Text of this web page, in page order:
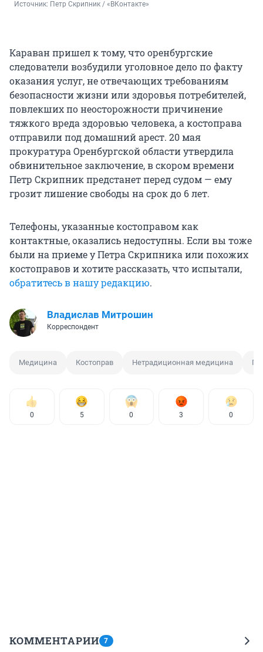
Источник: Петр Скрипник / «ВКонтакте»
Караван пришел к тому, что оренбургские
следователи возбудили уголовное дело по факту
оказания услуг, не отвечающих требованиям
безопасности жизни или здоровья потребителей,
повлекших по неосторожности причинение
тяжкого вреда здоровью человека, а костоправа
отправили под домашний арест. 20 мая
прокуратура Оренбургской области утвердила
обвинительное заключение, в скором времени
Петр Скрипник предстанет перед судом — ему
грозит лишение свободы на срок до 6 лет.
Телефоны, указанные костоправом как
контактные, оказались недоступны. Если вы тоже
были на приеме у Петра Скрипника или похожих
костоправов и хотите рассказать, что испытали,
обратитесь в нашу редакцию.
Владислав Митрошин
Корреспондент
Медицина Костоправ Нетрадиционная медицина
0 5 0 3 0
КОММЕНТАРИИ 7